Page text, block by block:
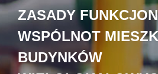
ZASADY
WSPÓLNOT
BUDYNKÓW